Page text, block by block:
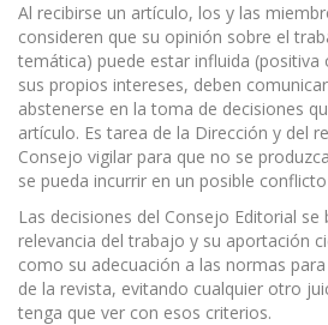
Al recibirse un artículo, los y las
consideren que su opinión sobre el
temática) puede estar influida
sus propios intereses, deben
abstenerse en la toma de decisiones
artículo. Es tarea de la Dirección y del
Consejo vigilar para que no se
se pueda incurrir en un posible
Las decisiones del Consejo Editorial se
relevancia del trabajo y su aportación
como su adecuación a las normas
de la revista, evitando cualquier otro
tenga que ver con esos criterios.